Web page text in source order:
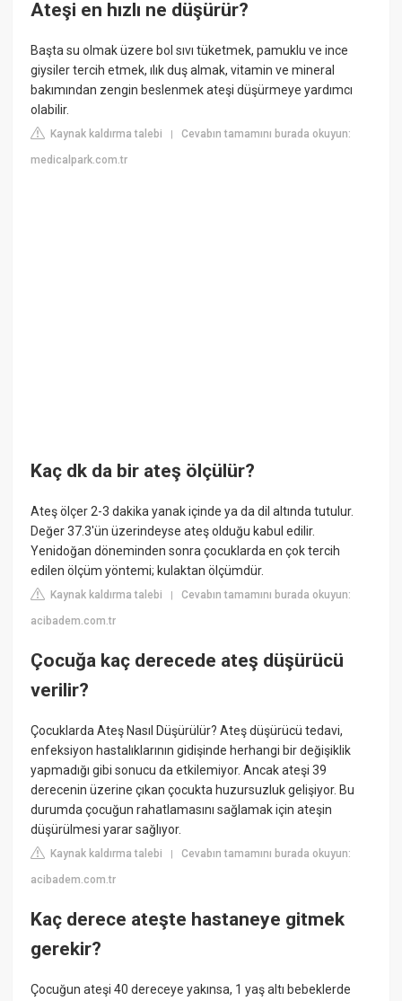
Ateşi en hızlı ne düşürür?
Başta su olmak üzere bol sıvı tüketmek, pamuklu ve ince
giysiler tercih etmek, ılık duş almak, vitamin ve mineral
bakımından zengin beslenmek ateşi düşürmeye yardımcı
olabilir.
Kaynak kaldırma talebi |Cevabın tamamını burada okuyun:
medicalpark.com.tr
Kaç dk da bir ateş ölçülür?
Ateş ölçer 2-3 dakika yanak içinde ya da dil altında tutulur.
Değer 37.3'ün üzerindeyse ateş olduğu kabul edilir.
Yenidoğan döneminden sonra çocuklarda en çok tercih
edilen ölçüm yöntemi; kulaktan ölçümdür.
Kaynak kaldırma talebi |Cevabın tamamını burada okuyun:
acibadem.com.tr
Çocuğa kaç derecede ateş düşürücü
verilir?
Çocuklarda Ateş Nasıl Düşürülür? Ateş düşürücü tedavi,
enfeksiyon hastalıklarının gidişinde herhangi bir değişiklik
yapmadığı gibi sonucu da etkilemiyor. Ancak ateşi 39
derecenin üzerine çıkan çocukta huzursuzluk gelişiyor. Bu
durumda çocuğun rahatlamasını sağlamak için ateşin
düşürülmesi yarar sağlıyor.
Kaynak kaldırma talebi |Cevabın tamamını burada okuyun:
acibadem.com.tr
Kaç derece ateşte hastaneye gitmek
gerekir?
Çocuğun ateşi 40 dereceye yakınsa, 1 yaş altı bebeklerde